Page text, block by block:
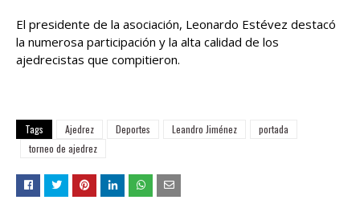
El presidente de la asociación, Leonardo Estévez destacó
la numerosa participación y la alta calidad de los
ajedrecistas que compitieron.
Tags Ajedrez Deportes Leandro Jiménez
portada
torneo de ajedrez